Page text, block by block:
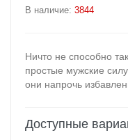
В наличие: 3844
Ничто не способно
простые мужские
они напрочь
Доступные